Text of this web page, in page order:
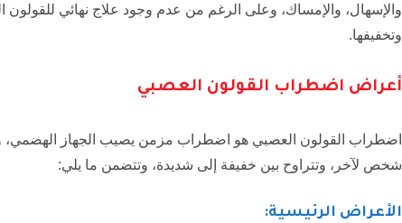
والإسهال، والإمساك، وعلى الرغم من عدم وجود علاج نهائي للقولون
وتخفيفها.
أعراض اضطراب القولون العصبي
اضطراب القولون العصبي هو اضطراب مزمن يصيب الجهاز الهضمي،
شخص لآخر، وتتراوح بين خفيفة إلى شديدة، وتتضمن ما يلي:
الأعراض الرئيسية: